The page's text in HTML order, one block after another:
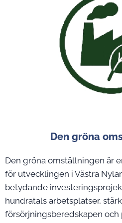
Den gröna
Den gröna omställningen är
för utvecklingen i Västra
betydande
hundratals arbetsplatser,
försörjningsberedskapen